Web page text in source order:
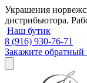
Украшения
дистрибьютора.
Наш бутик
8 (916) 930-76-71
Закажите обратный